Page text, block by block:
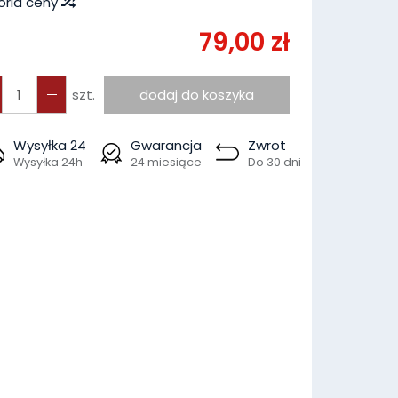
79,00 zł
szt. dodaj do koszyka
Wysyłka 24
Wysyłka 24h
Gwarancja
24 miesiące
Zwrot
Do 30 dni